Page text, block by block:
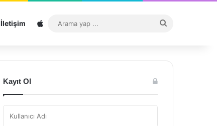
İletişim Sitemap
...
Kayıt Ol